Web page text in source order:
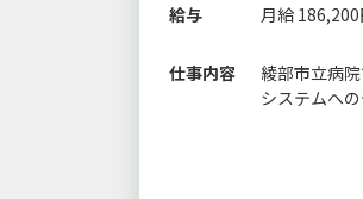
給与
月給
仕事内容
綾部市立病
システムへ